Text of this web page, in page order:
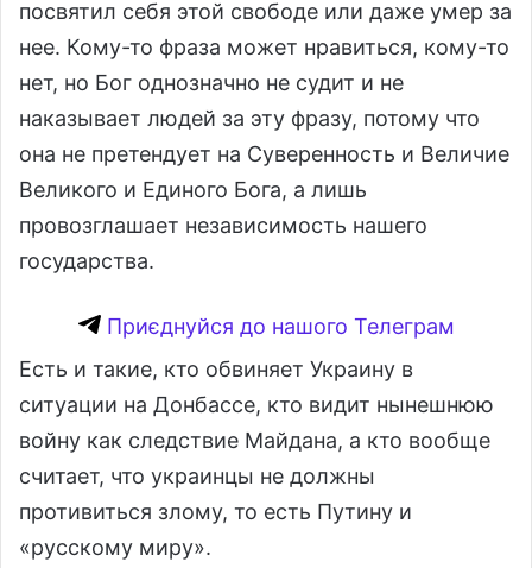
посвятил себя этой свободе или даже умер за
нее. Кому-то фраза может нравиться, кому-то
нет, но Бог однозначно не судит и не
наказывает людей за эту фразу, потому что
она не претендует на Суверенность и Величие
Великого и Единого Бога, а лишь
провозглашает независимость нашего
государства.
Приєднуйся до нашого Телеграм
Есть и такие, кто обвиняет Украину в
ситуации на Донбассе, кто видит нынешнюю
войну как следствие Майдана, а кто вообще
считает, что украинцы не должны
противиться злому, то есть Путину и
«русскому миру».